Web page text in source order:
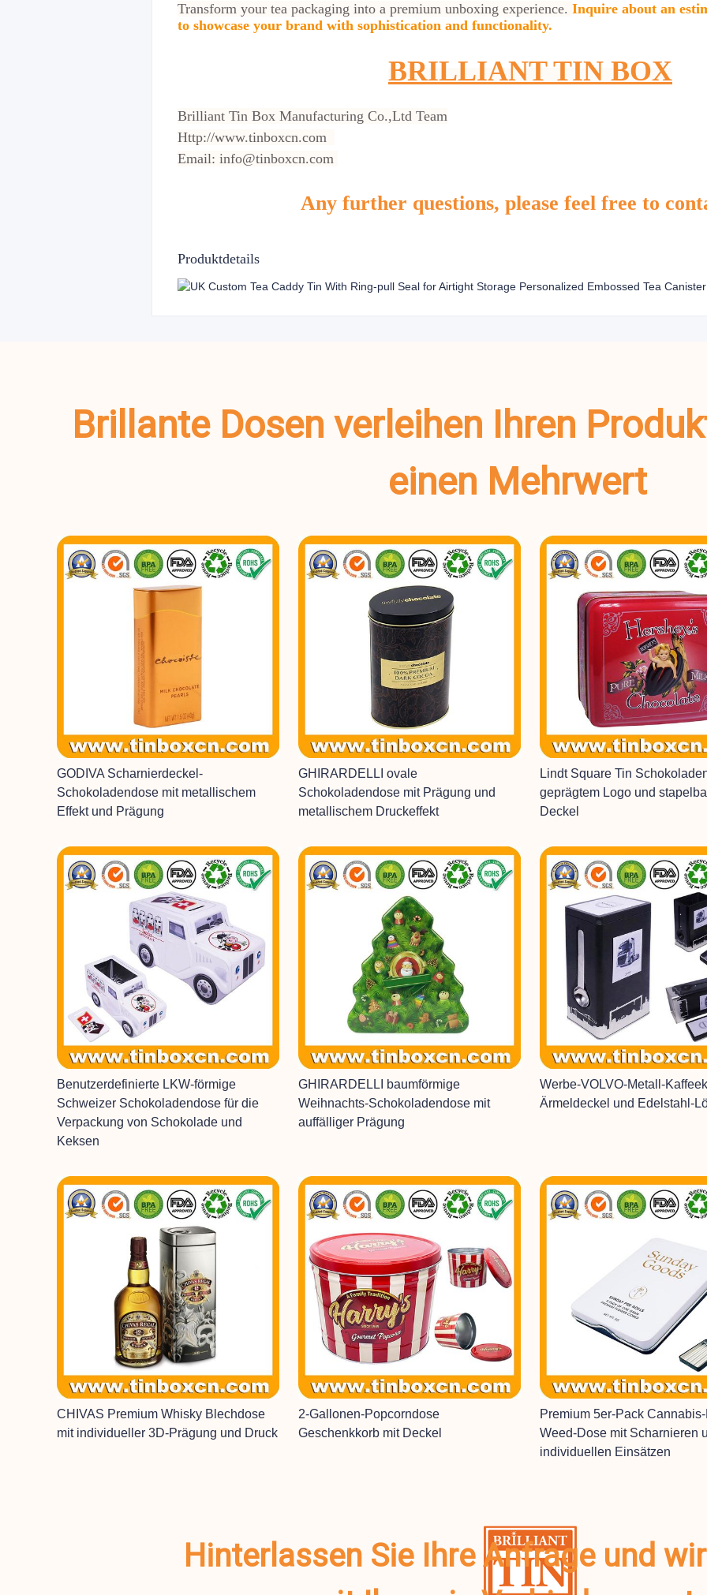
Transform your tea packaging into a premium unboxing experience. Inquire about an
to showcase your brand with sophistication and functionality.
BRILLIANT TIN BOX
Brilliant Tin Box Manufacturing Co.,Ltd Team
Http://www.tinboxcn.com
Email: info@tinboxcn.com
Any further questions, please feel free to
Produktdetails
Brillante Dosen verleihen Ihren
einen Mehrwert
GODIVA Scharnierdeckel-
Schokoladendose mit metallischem
Effekt und Prägung
GHIRARDELLI ovale
Schokoladendose mit Prägung und
metallischem Druckeffekt
Lindt Square Tin
geprägtem Logo und
Deckel
Benutzerdefinierte LKW-förmige
Schweizer Schokoladendose für die
Verpackung von Schokolade und
Keksen
GHIRARDELLI baumförmige
Weihnachts-Schokoladendose mit
auffälliger Prägung
Werbe-VOLVO-Metall-
Ärmeldeckel und Edelstahl-
CHIVAS Premium Whisky Blechdose
mit individueller 3D-Prägung und Druck
2-Gallonen-Popcorndose
Geschenkkorb mit Deckel
Premium 5er-Pack
Weed-Dose mit Scharnieren
individuellen Einsätzen
Hinterlassen Sie Ihre Anfrage und